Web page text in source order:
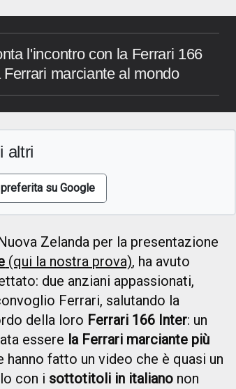
l'incontro con la Ferrari 166
marciante al mondo
altri
preferita su Google
Zelanda per la presentazione
(qui la nostra prova), ha avuto
due anziani appassionati,
Ferrari, salutando la
della loro Ferrari 166 Inter: un
essere la Ferrari marciante più
hanno fatto un video che è quasi un
con i sottotitoli in italiano non